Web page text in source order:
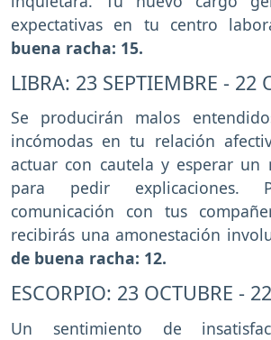
expectativas en tu centro
buena racha: 15.
LIBRA: 23 SEPTIEMBRE - 22
Se producirán malos
incómodas en tu relación
actuar con cautela y esperar un
para pedir
comunicación con tus
recibirás una amonestación
de buena racha: 12.
ESCORPIO: 23 OCTUBRE -
Un sentimiento de